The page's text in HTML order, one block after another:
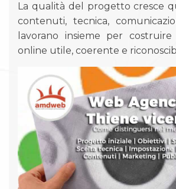
La qualità del progetto cresce
contenuti, tecnica,
lavorano insieme per
online utile, coerente e